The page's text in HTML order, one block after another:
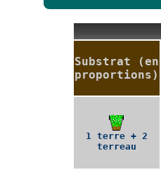
Substrat (en
proportions)
1 terre + 2
terreau